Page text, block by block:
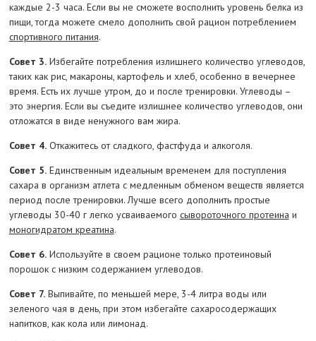
каждые 2-3 часа. Если вы не сможете восполнить уровень белка из
пищи, тогда можете смело дополнить свой рацион потреблением
спортивного питания.
Совет 3.Избегайте потребления излишнего количество углеводов,
таких как рис, макароны, картофель и хлеб, особенно в вечернее
время. Есть их лучше утром, до и после тренировки. Углеводы –
это энергия. Если вы съедите излишнее количество углеводов, они
отложатся в виде ненужного вам жира.
Совет 4.Откажитесь от сладкого, фастфуда и алкоголя.
Совет 5.Единственным идеальным временем для поступления
сахара в организм атлета с медленным обменом веществ является
период после тренировки. Лучше всего дополнить простые
углеводы 30-40 г легко усваиваемого сывороточного протеина и
моногидратом креатина.
Совет 6.Используйте в своем рационе только протеиновый
порошок с низким содержанием углеводов.
Совет 7.Выпивайте, по меньшей мере, 3-4 литра воды или
зеленого чая в день, при этом избегайте сахаросодержащих
напитков, как кола или лимонад.